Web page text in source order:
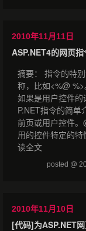
2010年11月11日
ASP.NET4的网页指
摘要： 指令的特
称，比如<%@
如果是用户控件
P.NET指令的简单
前页或用户控件
用的控件特定的
读全文
posted @
2010年11月10日
[代码]为ASP.NET